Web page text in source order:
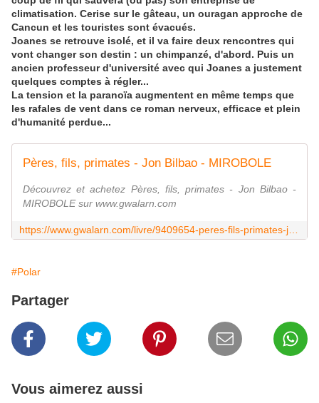
climatisation. Cerise sur le gâteau, un ouragan approche de
Cancun et les touristes sont évacués.
Joanes se retrouve isolé, et il va faire deux rencontres qui
vont changer son destin : un chimpanzé, d'abord. Puis un
ancien professeur d'université avec qui Joanes a justement
quelques comptes à régler...
La tension et la paranoïa augmentent en même temps que
les rafales de vent dans ce roman nerveux, efficace et plein
d'humanité perdue...
Pères, fils, primates - Jon Bilbao - MIROBOLE
Découvrez et achetez Pères, fils, primates - Jon Bilbao -
MIROBOLE sur www.gwalarn.com
#Polar
Partager
Vous aimerez aussi